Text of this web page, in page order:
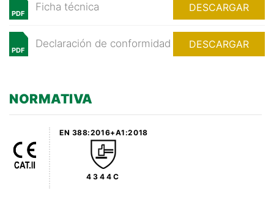
PDF
Ficha técnica DESCARGAR
PDF
Declaración de conformidad DESCARGAR
NORMATIVA
EN 388:2016+A1:2018
4344C